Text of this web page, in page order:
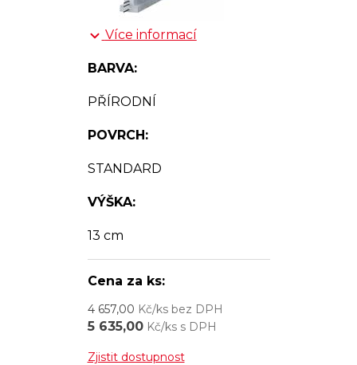
Více informací
BARVA:
PŘÍRODNÍ
POVRCH:
STANDARD
VÝŠKA:
13 cm
Cena za ks:
4 657,00 Kč/ks bez DPH
5 635,00Kč/ks s DPH
Zjistit dostupnost